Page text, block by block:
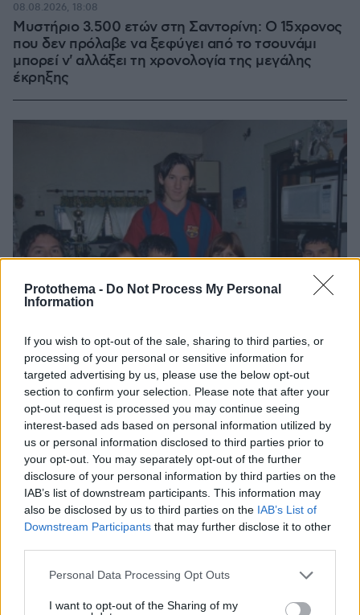
Protothema - Do Not Process My Personal
Information
If you wish to opt-out of the sale, sharing to third parties, or
processing of your personal or sensitive information for
targeted advertising by us, please use the below opt-out
section to confirm your selection. Please note that after your
opt-out request is processed you may continue seeing
interest-based ads based on personal information utilized by
us or personal information disclosed to third parties prior to
your opt-out. You may separately opt-out of the further
disclosure of your personal information by third parties on the
IAB’s list of downstream participants. This information may
also be disclosed by us to third parties on the IAB’s List of
Downstream Participants that may further disclose it to other
Please note that this website/app uses one or more Google
not limited to your visit or usage behaviour. You may click to
Personal Data Processing Opt Outs
I want to opt-out of the Sharing of my
Μυστήριο 3.500 ετών στη Σαντορίνη: Ο 15χρονος
που δεν πρόλαβε να ξεφύγει από το τσουνάμι
μπορεί ν' αλλάξει τη χρονολογία της μεγάλης
έκρηξης
08.08.2026, 18:08
Χόρχε Μέσι: Ο εργάτης από το Ροσάριο που πήρε
τον 13χρονο Λιονέλ από το χέρι και άλλαξε την
ιστορία του ποδοσφαίρου με μια υπογραφή σε...
08.08.2026, 21:43